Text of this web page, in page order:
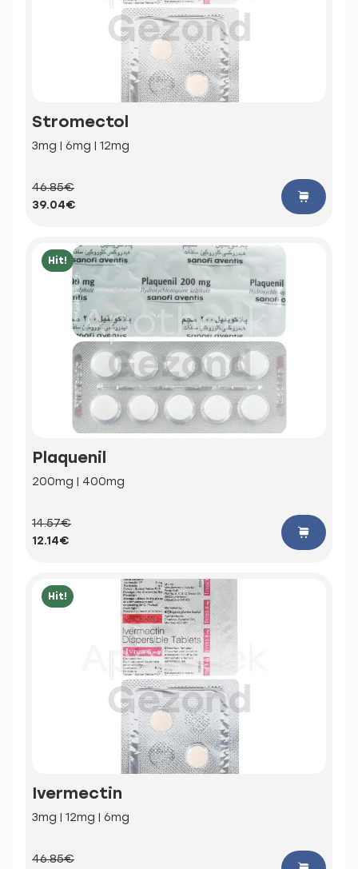
Stromectol
3mg | 6mg | 12mg
46.85€
39.04€
Hit!
Plaquenil
200mg | 400mg
14.57€
12.14€
Hit!
Ivermectin
3mg | 12mg | 6mg
46.85€